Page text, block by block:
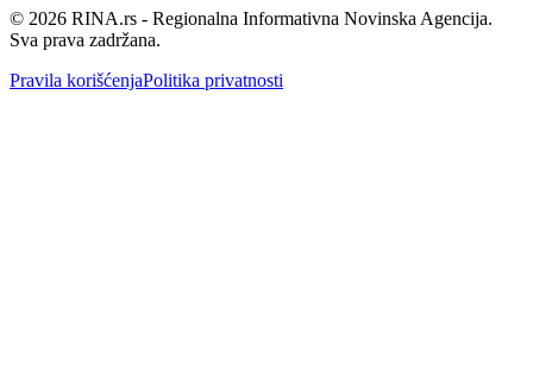
© 2026 RINA.rs - Regionalna Informativna Novinska Agencija.
Sva prava zadržana.
Pravila korišćenjaPolitika privatnosti